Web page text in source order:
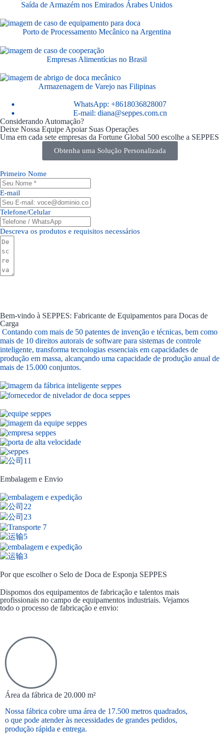
Saída de Armazém nos Emirados Árabes Unidos
Porto de Processamento Mecânico na Argentina
Empresas Alimentícias no Brasil
Armazenagem de Varejo nas Filipinas
WhatsApp: +8618036828007
E-mail: diana@seppes.com.cn
Considerando Automação?
Deixe Nossa Equipe Apoiar Suas Operações
Uma em cada sete empresas da Fortune Global 500 escolhe a SEPPES
Obtenha uma Solução Personalizada
Primeiro Nome
E-mail
Telefone/Celular
Descreva os produtos e requisitos necessários
Bem-vindo à SEPPES: Fabricante de Equipamentos para Docas de
Carga
Contando com mais de 50 patentes de invenção e técnicas, bem como
mais de 10 direitos autorais de software para sistemas de controle
inteligente, transforma tecnologias essenciais em capacidades de
produção em massa, alcançando uma capacidade de produção anual de
mais de 15.000 conjuntos.
Embalagem e Envio
Por que escolher o Selo de Doca de Esponja SEPPES
Dispomos dos equipamentos de fabricação e talentos mais
profissionais no campo de equipamentos industriais. Vejamos
todo o processo de fabricação e envio:
Área da fábrica de 20.000 m²
Nossa fábrica cobre uma área de 17.500 metros quadrados,
o que pode atender às necessidades de grandes pedidos,
produção rápida e entrega.